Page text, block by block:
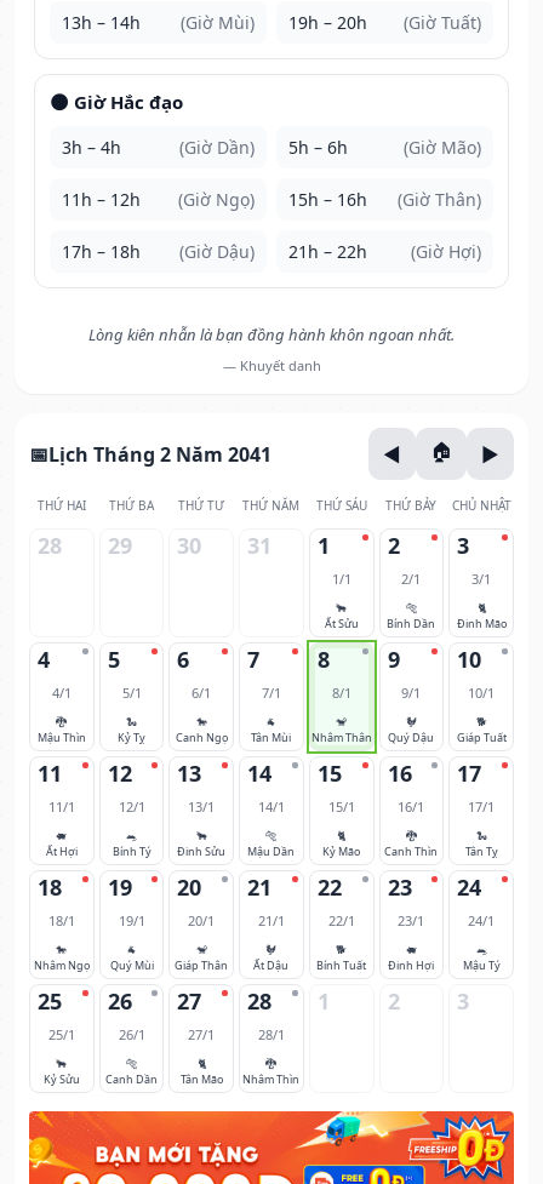
13h – 14h (Giờ Mùi) 19h – 20h (Giờ Tuất)
🌑 Giờ Hắc đạo
3h – 4h (Giờ Dần) 5h – 6h (Giờ Mão)
11h – 12h (Giờ Ngọ) 15h – 16h (Giờ Thân)
17h – 18h (Giờ Dậu) 21h – 22h (Giờ Hợi)
Lòng kiên nhẫn là bạn đồng hành khôn ngoan nhất.
— Khuyết danh
Lịch Tháng 2 Năm 2041
THỨ HAI THỨ BA THỨ TƯ THỨ NĂM THỨ SÁU THỨ BẢY CHỦ NHẬT
28 29 30 31 1
1/1
🐂
Ất Sửu
2
2/1
🐅
Bính Dần
3
3/1
🐈
Đinh Mão
4
4/1
🐉
Mậu Thìn
5
5/1
🐍
Kỷ Tỵ
6
6/1
🐎
Canh Ngọ
7
7/1
🐐
Tân Mùi
8
8/1
🐒
Nhâm Thân
9
9/1
🐓
Quý Dậu
10
10/1
🐕
Giáp Tuất
11
11/1
🐖
Ất Hợi
12
12/1
🐀
Bính Tý
13
13/1
🐂
Đinh Sửu
14
14/1
🐅
Mậu Dần
15
15/1
🐈
Kỷ Mão
16
16/1
🐉
Canh Thìn
17
17/1
🐍
Tân Tỵ
18
18/1
🐎
Nhâm Ngọ
19
19/1
🐐
Quý Mùi
20
20/1
🐒
Giáp Thân
21
21/1
🐓
Ất Dậu
22
22/1
🐕
Bính Tuất
23
23/1
🐖
Đinh Hợi
24
24/1
🐀
Mậu Tý
25
25/1
🐂
Kỷ Sửu
26
26/1
🐅
Canh Dần
27
27/1
🐈
Tân Mão
28
28/1
🐉
Nhâm Thìn
1 2 3